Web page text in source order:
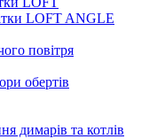
LOFT ANGLE
повітря
обертів
димарів та котлів